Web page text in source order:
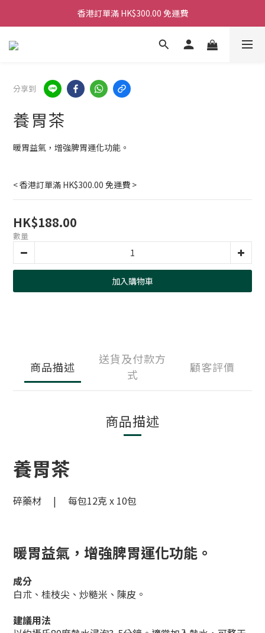
香港訂單滿 HK$300.00 免運費
香港訂單滿 HK$300.00 免運費
香港訂單滿 HK$300.00 免運費
分享到
養胃茶
暖胃益氣，增強脾胃運化功能。
< 香港訂單滿 HK$300.00 免運費 >
HK$188.00
數量
加入購物車
商品描述
送貨及付款方
式
顧客評價
商品描述
養胃茶
碎藥材 | 每包12克 x 10包
暖胃益氣， 增強脾胃運化功能 。
成分
白朮、桂枝尖、炒糙米、陳皮。
建議用法